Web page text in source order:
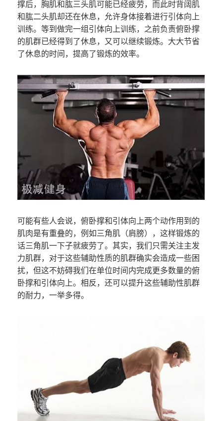
撑后，胸肌和肱三头肌可能已经疲劳，而此时背阔肌
和肱二头肌却还在休息，允许身体接着进行引体向上
训练。等到做完一组引体向上训练，之前负责俯卧撑
的肌群已经得到了休息，又可以继续锻炼。大大节省
了休息的时间，提高了锻炼的效率。
可能有些人会说，俯卧撑和引体向上两个动作用到的
肌肉是有重叠的，例如三角肌（肩膀），这样锻炼的
话三角肌一下子就疲劳了。其实，我们只需关注主发
力肌群，对于这些辅助性质的肌群确实会造成一些困
扰，但这不妨碍我们在单位时间内完成更多数量的俯
卧撑和引体向上。相反，还可以提升这些辅助性肌群
的耐力，一举多得。